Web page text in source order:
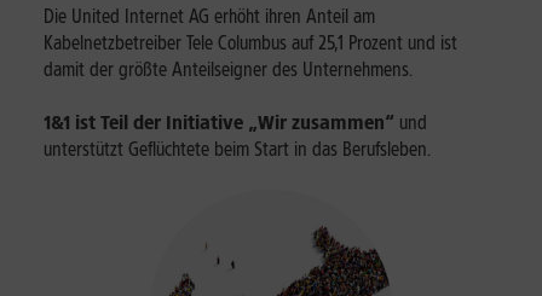
Die United Internet AG erhöht ihren Anteil am
Kabelnetzbetreiber Tele Columbus auf 25,1 Prozent und ist
damit der größte Anteilseigner des Unternehmens.
1&1 ist Teil der Initiative „Wir zusammen“ und
unterstützt Geflüchtete beim Start in das Berufsleben.